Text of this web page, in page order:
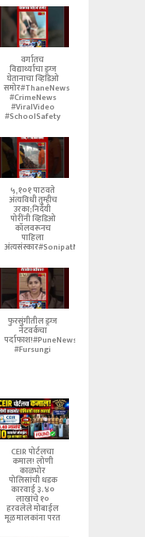
वर्गातच
विद्यार्थ्याचा ड्रग्ज
घेतानाचा व्हिडिओ
समोर#ThaneNews
#CrimeNews
#ViralVideo
#SchoolSafety
५,१०१ पाठवते
अंत्यविधी तुम्हीच
उरका;निर्दयी
पोरींनी व्हिडिओ
कॉलवरूनच
पाहिला
अंत्यसंस्कार#SonipatNews
फुरसुंगीतील ड्रग्ज
नेटवर्कचा
पर्दाफाश!#PuneNews
#Fursungi
CEIR पोर्टलचा
कमाल! लोणी
काळभोर
पोलिसांची धडक
कारवाई ३.४०
लाखांचे १०
हरवलेले मोबाईल
मूळ मालकांना परत